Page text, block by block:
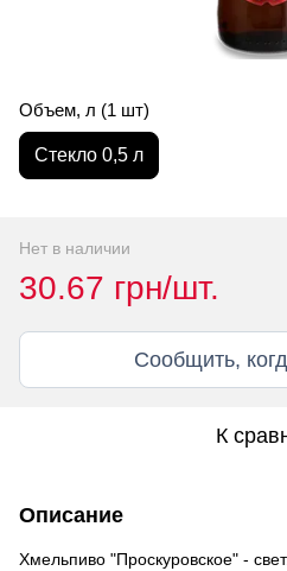
Объем, л (1 шт)
Стекло 0,5 л
Нет в наличии
30.67 грн/шт.
Сообщить,
К
Описание
Хмельпиво "Проскуровское" -